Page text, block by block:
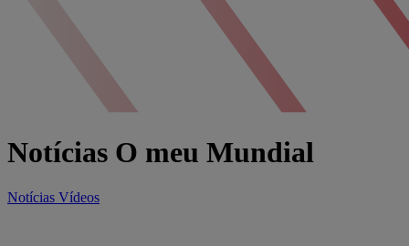
Notícias O meu Mundial
Notícias Vídeos